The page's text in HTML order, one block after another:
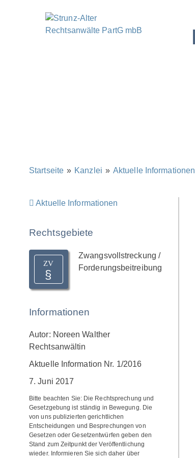
Startseite » Kanzlei » Aktuelle Informationen
Aktuelle Informationen
Rechtsgebiete
ZV
Zwangsvollstreckung /
Forderungsbeitreibung
Informationen
Autor: Noreen Walther
Rechtsanwältin
Aktuelle Information Nr. 1/2016
7. Juni 2017
Bitte beachten Sie: Die Rechtsprechung und
Gesetzgebung ist ständig in Bewegung. Die
von uns publizierten gerichtlichen
Entscheidungen und Besprechungen von
Gesetzen oder Gesetzentwürfen geben den
Stand zum Zeitpunkt der Veröffentlichung
wieder. Informieren Sie sich daher über